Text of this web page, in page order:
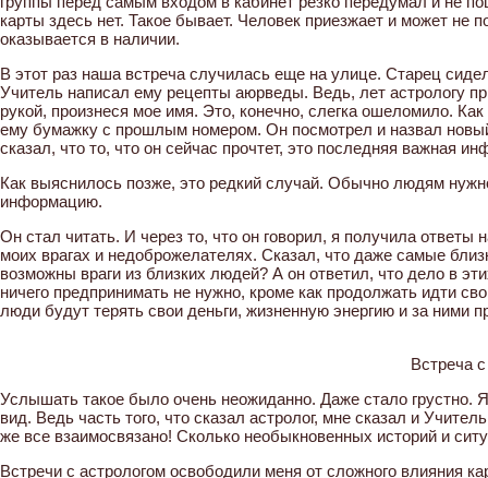
карты здесь нет. Такое бывает. Человек приезжает и может не
оказывается в наличии.
В этот раз наша встреча случилась еще на улице. Старец
Учитель написал ему рецепты аюрведы. Ведь, лет астрологу
рукой, произнеся мое имя. Это, конечно, слегка ошеломило.
ему бумажку с прошлым номером. Он посмотрел и назвал
сказал, что то, что он сейчас прочтет, это последняя важная
Как выяснилось позже, это редкий случай. Обычно людям
информацию.
Он стал читать. И через то, что он говорил, я получила
моих врагах и недоброжелателях. Сказал, что даже самые
возможны враги из близких людей? А он ответил, что дело в
ничего предпринимать не нужно, кроме как продолжать идти
люди будут терять свои деньги, жизненную энергию и за ними
Встреча
Услышать такое было очень неожиданно. Даже стало
вид. Ведь часть того, что сказал астролог, мне сказал и
же все взаимосвязано! Сколько необыкновенных историй и
Встречи с астрологом освободили меня от сложного влияния